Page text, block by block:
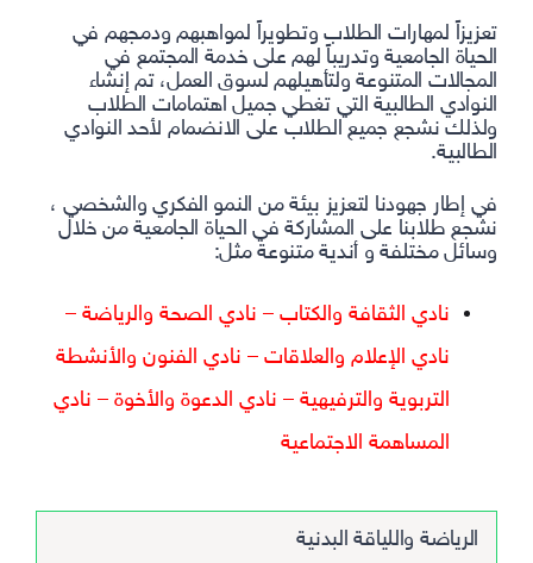
تعزيزاً لمهارات الطلاب وتطويراً لمواهبهم ودمجهم في
الحياة الجامعية وتدريباً لهم على خدمة المجتمع في
المجالات المتنوعة ولتأهيلهم لسوق العمل، تم إنشاء
النوادي الطالبية التي تغطي جميل اهتمامات الطلاب
ولذلك نشجع جميع الطلاب على الانضمام لأحد النوادي
الطالبية.
في إطار جهودنا لتعزيز بيئة من النمو الفكري والشخصي ،
نشجع طلابنا على المشاركة في الحياة الجامعية من خلال
وسائل مختلفة و أندية متنوعة مثل:
نادي الثقافة والكتاب – نادي الصحة والرياضة –
نادي الإعلام والعلاقات – نادي الفنون والأنشطة
التربوية والترفيهية – نادي الدعوة والأخوة – نادي
المساهمة الاجتماعية
الرياضة واللياقة البدنية